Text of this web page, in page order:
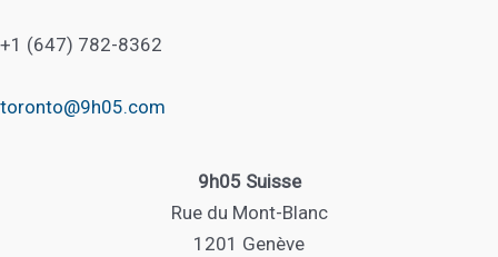
+1 (647) 782-8362
toronto@9h05.com
9h05 Suisse
Rue du Mont-Blanc
1201 Genève